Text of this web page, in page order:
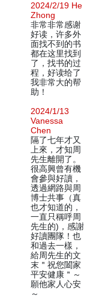
2024/2/19 He
Zhong
非常非常感谢
好读，许多外
面找不到的书
都在这里找到
了，找书的过
程，好读给了
我非常大的帮
助！
2024/1/13
Vanessa
Chen
隔了七年才又
上來，才知周
先生離開了。
很高興曾有機
會參與好讀，
透過網路與周
博士共事（真
也才知道的，
一直只稱呼周
先生的)，感謝
好讀團隊！也
和過去一樣，
給周先生的文
末＂祝您闔家
平安健康＂～
願他家人心安
～